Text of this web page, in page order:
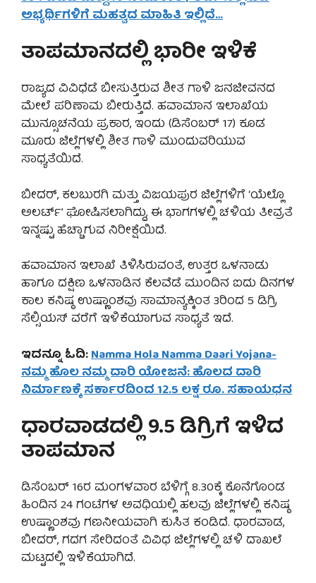
ಅಭ್ಯರ್ಥಿಗಳಿಗೆ ಮಹತ್ವದ ಮಾಹಿತಿ ಇಲ್ಲಿದೆ…
ತಾಪಮಾನದಲ್ಲಿ ಭಾರೀ ಇಳಿಕೆ
ರಾಜ್ಯದ ವಿವಿಧೆಡೆ ಬೀಸುತ್ತಿರುವ ಶೀತ ಗಾಳಿ ಜನಜೀವನದ
ಮೇಲೆ ಪರಿಣಾಮ ಬೀರುತ್ತಿದೆ. ಹವಾಮಾನ ಇಲಾಖೆಯ
ಮುನ್ಸೂಚನೆಯ ಪ್ರಕಾರ, ಇಂದು (ಡಿಸೆಂಬರ್ 17) ಕೂಡ
ಮೂರು ಜಿಲ್ಲೆಗಳಲ್ಲಿ ಶೀತ ಗಾಳಿ ಮುಂದುವರಿಯುವ
ಸಾಧ್ಯತೆಯಿದೆ.
ಬೀದರ್, ಕಲಬುರಗಿ ಮತ್ತು ವಿಜಯಪುರ ಜಿಲ್ಲೆಗಳಿಗೆ ‘ಯೆಲ್ಲೊ
ಅಲರ್ಟ್’ ಘೋಷಿಸಲಾಗಿದ್ದು, ಈ ಭಾಗಗಳಲ್ಲಿ ಚಳಿಯ ತೀವ್ರತೆ
ಇನ್ನಷ್ಟು ಹೆಚ್ಚಾಗುವ ನಿರೀಕ್ಷೆಯಿದೆ.
ಹವಾಮಾನ ಇಲಾಖೆ ತಿಳಿಸಿರುವಂತೆ, ಉತ್ತರ ಒಳನಾಡು
ಹಾಗೂ ದಕ್ಷಿಣ ಒಳನಾಡಿನ ಕೆಲವೆಡೆ ಮುಂದಿನ ಐದು ದಿನಗಳ
ಕಾಲ ಕನಿಷ್ಠ ಉಷ್ಣಾಂಶವು ಸಾಮಾನ್ಯಕ್ಕಿಂತ 3ರಿಂದ 5 ಡಿಗ್ರಿ
ಸೆಲ್ಸಿಯಸ್ ವರೆಗೆ ಇಳಿಕೆಯಾಗುವ ಸಾಧ್ಯತೆ ಇದೆ.
ಇದನ್ನೂ ಓದಿ:Namma Hola Namma Daari Yojana-
ನಮ್ಮ ಹೊಲ ನಮ್ಮ ದಾರಿ ಯೋಜನೆ: ಹೊಲದ ದಾರಿ
ನಿರ್ಮಾಣಕ್ಕೆ ಸರ್ಕಾರದಿಂದ 12.5 ಲಕ್ಷ ರೂ. ಸಹಾಯಧನ
ಧಾರವಾಡದಲ್ಲಿ 9.5 ಡಿಗ್ರಿಗೆ ಇಳಿದ
ತಾಪಮಾನ
ಡಿಸೆಂಬರ್ 16ರ ಮಂಗಳವಾರ ಬೆಳಿಗ್ಗೆ 8.30ಕ್ಕೆ ಕೊನೆಗೊಂಡ
ಹಿಂದಿನ 24 ಗಂಟೆಗಳ ಅವಧಿಯಲ್ಲಿ ಹಲವು ಜಿಲ್ಲೆಗಳಲ್ಲಿ ಕನಿಷ್ಠ
ಉಷ್ಣಾಂಶವು ಗಣನೀಯವಾಗಿ ಕುಸಿತ ಕಂಡಿದೆ. ಧಾರವಾಡ,
ಬೀದರ್, ಗದಗ ಸೇರಿದಂತೆ ವಿವಿಧ ಜಿಲ್ಲೆಗಳಲ್ಲಿ ಚಳಿ ದಾಖಲೆ
ಮಟ್ಟದಲ್ಲಿ ಇಳಿಕೆಯಾಗಿದೆ.